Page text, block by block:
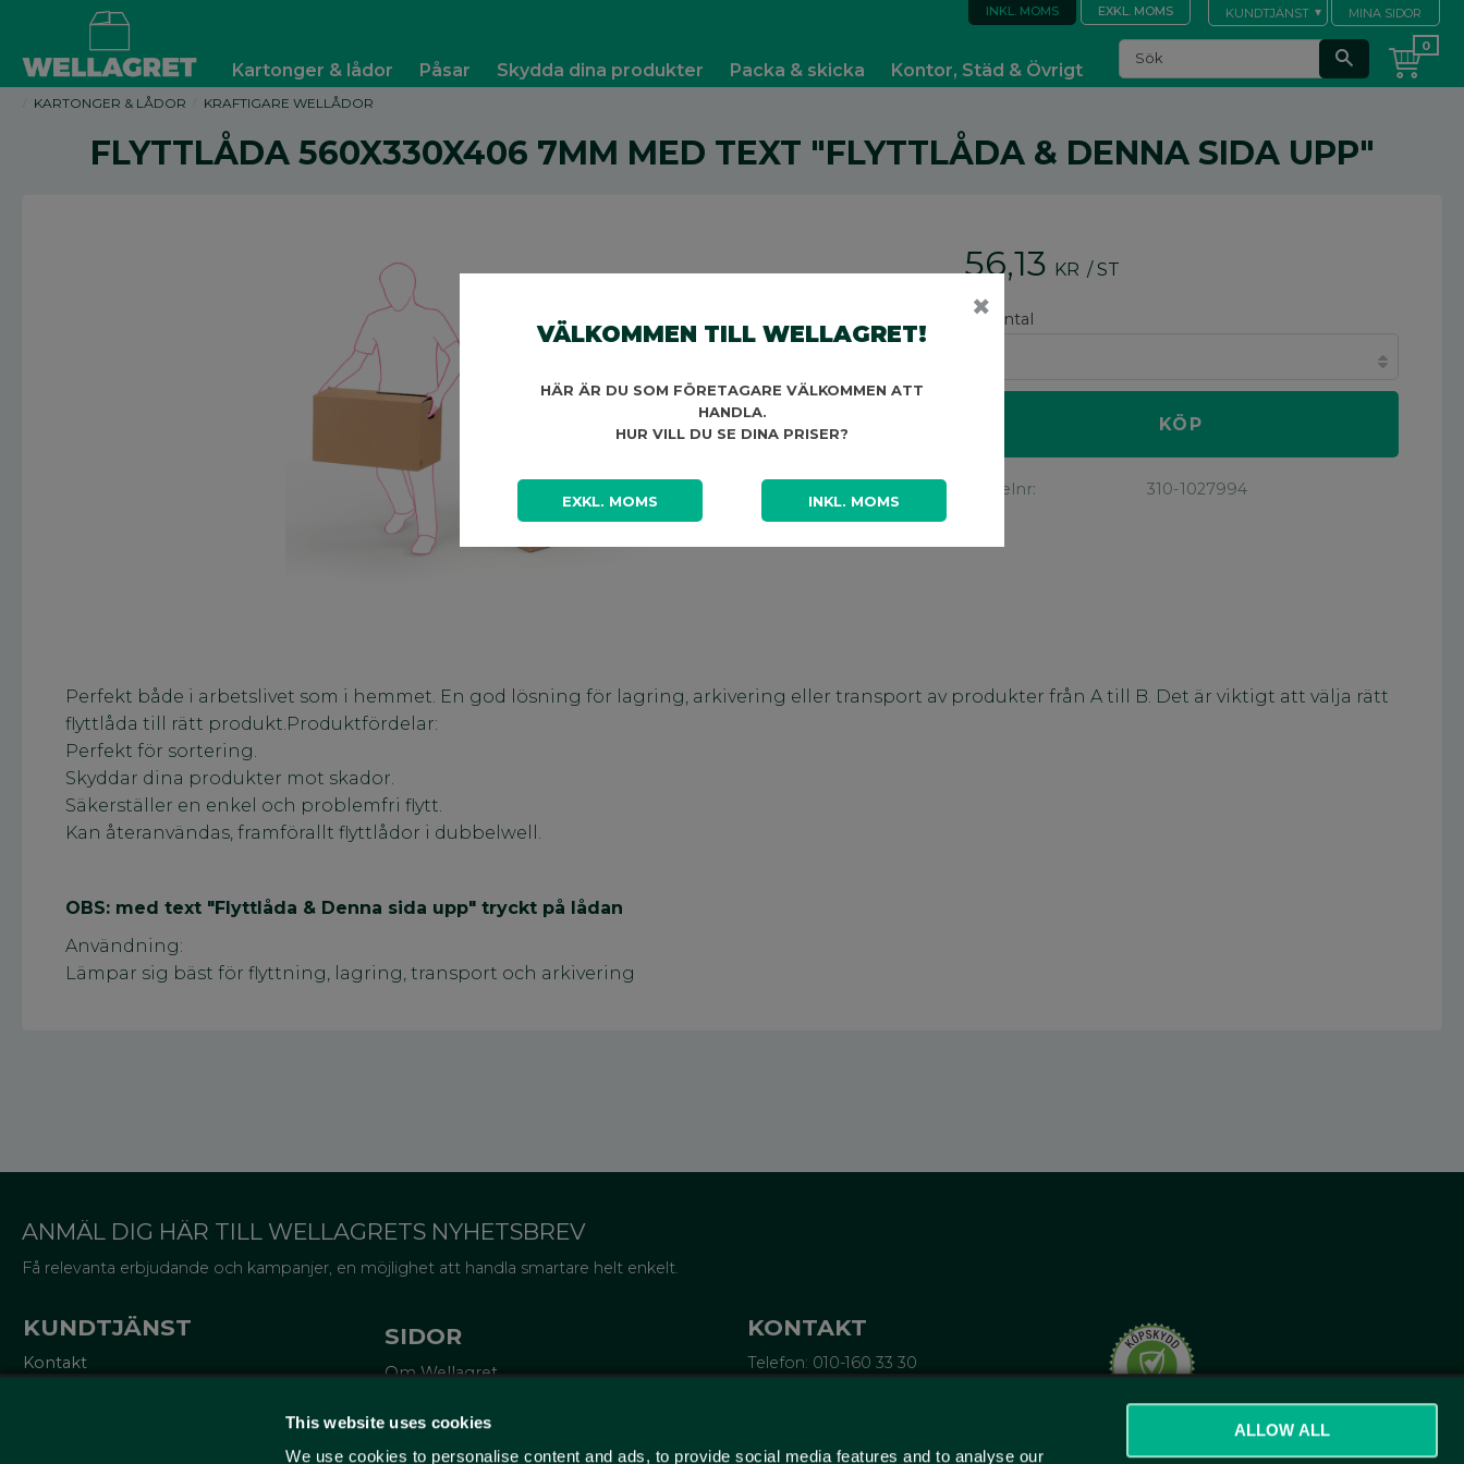
This website uses cookies
We use cookies to personalise content and ads, to provide social media features and to analyse our
ALLOW ALL
KUNDTJÄNST MINA SIDOR
INKL. MOMS EXKL. MOMS
Kartonger & lådor Påsar Skydda dina produkter Packa & skicka Kontor, Städ & Övrigt
KARTONGER & LÅDOR KRAFTIGARE WELLÅDOR
FLYTTLÅDA 560X330X406 7MM MED TEXT "FLYTTLÅDA & DENNA SIDA UPP"
56,13 KR /ST
Välj antal
KÖP
Artikelnr 310-1027994
Perfekt både i arbetslivet som i hemmet. En god lösning för lagring, arkivering eller transport av produkter från A till B. Det är viktigt att välja rätt
flyttlåda till rätt produkt.Produktfördelar:
Perfekt för sortering.
Skyddar dina produkter mot skador.
Säkerställer en enkel och problemfri flytt.
Kan återanvändas, framförallt flyttlådor i dubbelwell.
OBS: med text "Flyttlåda & Denna sida upp" tryckt på lådan
Användning:
Lämpar sig bäst för flyttning, lagring, transport och arkivering
ANMÄL DIG HÄR TILL WELLAGRETS NYHETSBREV
Få relevanta erbjudande och kampanjer, en möjlighet att handla smartare helt enkelt.
KUNDTJÄNST
Kontakt
SIDOR
Om Wellagret
Miljö och certifieringar
Om emballage
KONTAKT
Telefon: 010-160 33 30
Wellagret
VÄLKOMMEN TILL WELLAGRET!
HÄR ÄR DU SOM FÖRETAGARE VÄLKOMMEN ATT
HANDLA.
HUR VILL DU SE DINA PRISER?
EXKL. MOMS INKL. MOMS
✖